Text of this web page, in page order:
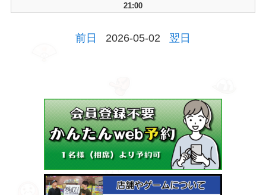
21:00
前日 2026-05-02 翌日